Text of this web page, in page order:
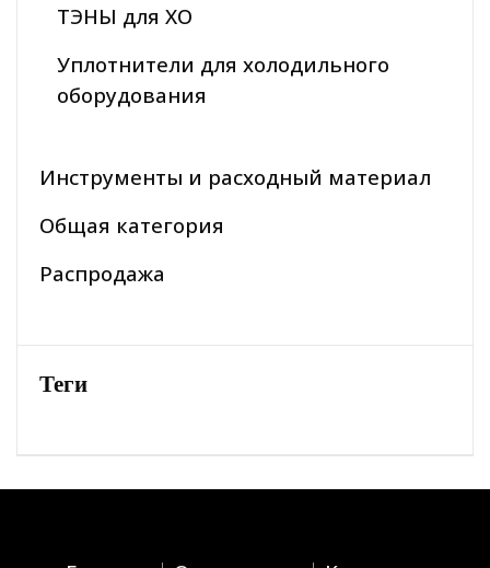
ТЭНЫ для ХО
Уплотнители для холодильного
оборудования
Инструменты и расходный материал
Общая категория
Распродажа
Теги